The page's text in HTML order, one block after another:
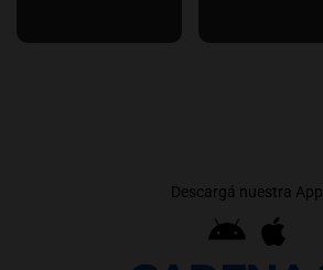
Descargá nuestra App